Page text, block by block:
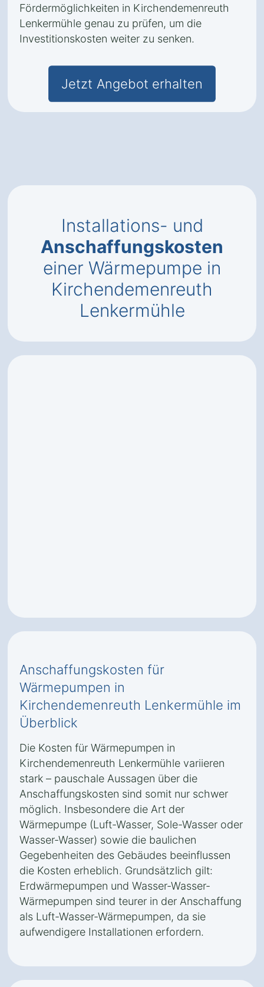
Fördermöglichkeiten in Kirchendemenreuth
Lenkermühle genau zu prüfen, um die
Investitionskosten weiter zu senken.
Jetzt Angebot erhalten
Installations- und
Anschaffungskosten
einer Wärmepumpe in
Kirchendemenreuth
Lenkermühle
Anschaffungskosten für
Wärmepumpen in
Kirchendemenreuth Lenkermühle im
Überblick
Die Kosten für Wärmepumpen in
Kirchendemenreuth Lenkermühle variieren
stark – pauschale Aussagen über die
Anschaffungskosten sind somit nur schwer
möglich. Insbesondere die Art der
Wärmepumpe (Luft-Wasser, Sole-Wasser oder
Wasser-Wasser) sowie die baulichen
Gegebenheiten des Gebäudes beeinflussen
die Kosten erheblich. Grundsätzlich gilt:
Erdwärmepumpen und Wasser-Wasser-
Wärmepumpen sind teurer in der Anschaffung
als Luft-Wasser-Wärmepumpen, da sie
aufwendigere Installationen erfordern.